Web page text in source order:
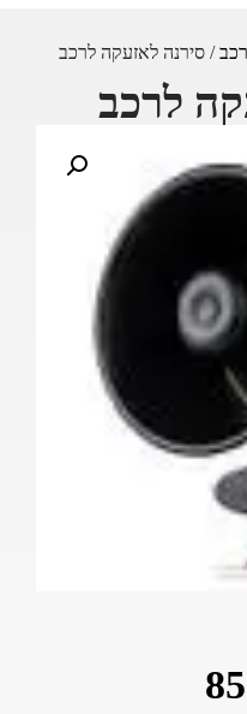
/ סירנה לאזעקה לרכב
לרכב